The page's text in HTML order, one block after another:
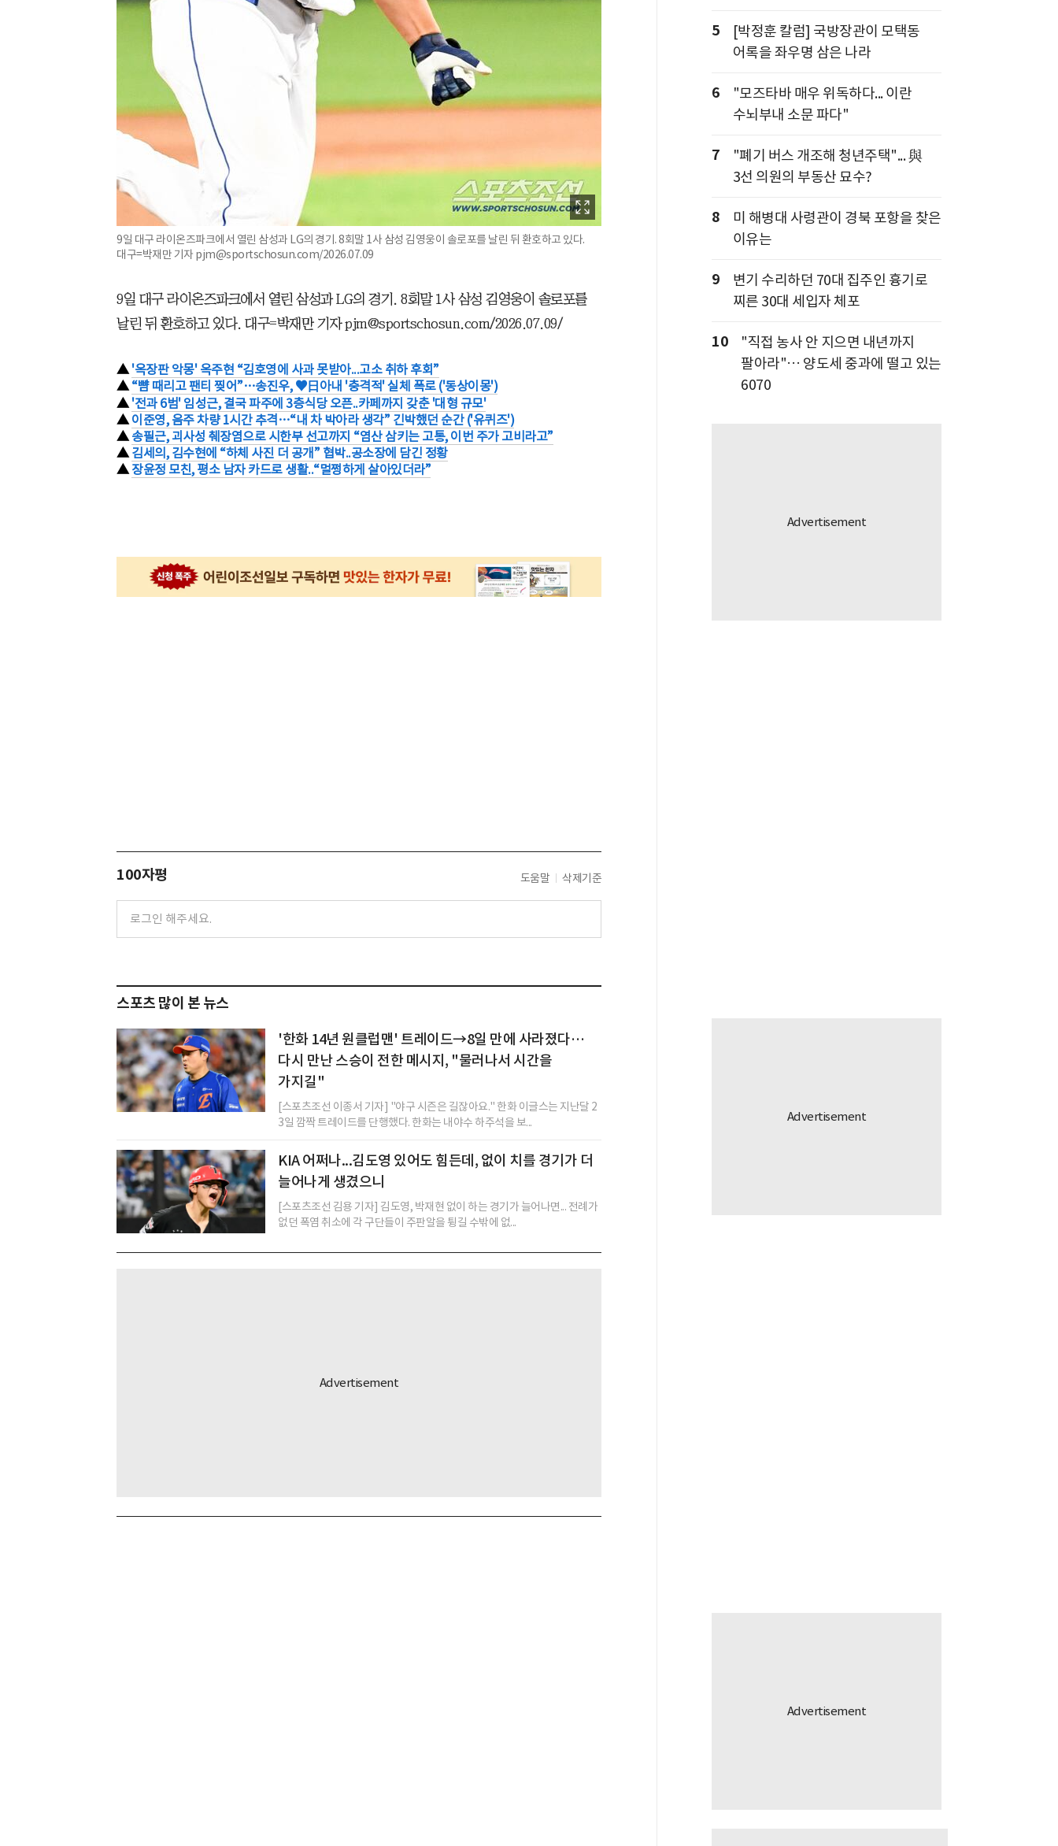
9일 대구 라이온즈파크에서 열린 삼성과 LG의 경기. 8회말 1사 삼성 김영웅이 솔로포를 날린 뒤 환호하고 있다.
대구=박재만 기자 pjm@sportschosun.com/2026.07.09
9일 대구 라이온즈파크에서 열린 삼성과 LG의 경기. 8회말 1사 삼성 김영웅이 솔로포를
날린 뒤 환호하고 있다. 대구=박재만 기자 pjm@sportschosun.com/2026.07.09/
▲'옥장판 악몽' 옥주현 “김호영에 사과 못받아...고소 취하 후회”
▲“뺨 때리고 팬티 찢어”…송진우, ♥日아내 '충격적' 실체 폭로 ('동상이몽')
▲'전과 6범' 임성근, 결국 파주에 3층식당 오픈..카페까지 갖춘 '대형 규모'
▲이준영, 음주 차량 1시간 추격…“내 차 박아라 생각” 긴박했던 순간 ('유퀴즈')
▲송필근, 괴사성 췌장염으로 시한부 선고까지 “염산 삼키는 고통, 이번 주가 고비라고”
▲김세의, 김수현에 “하체 사진 더 공개” 협박..공소장에 담긴 정황
▲장윤정 모친, 평소 남자 카드로 생활..“멀쩡하게 살아있더라”
100자평 도움말 삭제기준
스포츠 많이 본 뉴스
'한화 14년 원클럽맨' 트레이드→8일 만에 사라졌다…
다시 만난 스승이 전한 메시지, "물러나서 시간을
가지길"
[스포츠조선 이종서 기자] "야구 시즌은 길잖아요." 한화 이글스는 지난달 2
3일 깜짝 트레이드를 단행했다. 한화는 내야수 하주석을 보...
KIA 어쩌나...김도영 있어도 힘든데, 없이 치를 경기가 더
늘어나게 생겼으니
[스포츠조선 김용 기자] 김도영, 박재현 없이 하는 경기가 늘어나면... 전례가
없던 폭염 취소에 각 구단들이 주판알을 튕길 수밖에 없...
5
[박정훈 칼럼] 국방장관이 모택동
어록을 좌우명 삼은 나라
6
"모즈타바 매우 위독하다... 이란
수뇌부내 소문 파다"
7
"폐기 버스 개조해 청년주택"... 與
3선 의원의 부동산 묘수?
8
미 해병대 사령관이 경북 포항을 찾은
이유는
9
변기 수리하던 70대 집주인 흉기로
찌른 30대 세입자 체포
10
"직접 농사 안 지으면 내년까지
팔아라"… 양도세 중과에 떨고 있는
6070